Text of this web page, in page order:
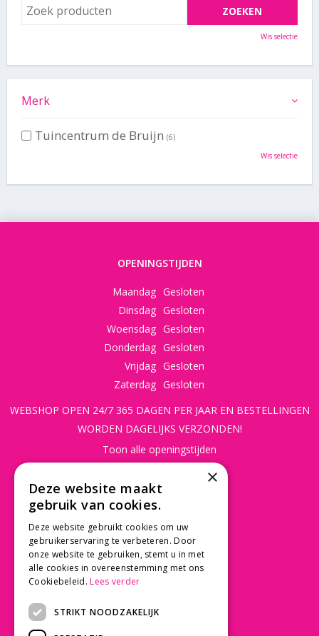
Wis selectie
Merk
Tuincentrum de Bruijn (6)
Wis selectie
OPENINGSTIJDEN
Maandag Gesloten
Dinsdag Gesloten
Woensdag Gesloten
Donderdag Gesloten
Vrijdag Gesloten
Zaterdag Gesloten
WEBSHOP OPEN 24/7 365 DAGEN PER JAAR EN BESTELLINGEN
WORDEN DAGELIJKS VERZONDEN!
Toon alle openingstijden
Beusichemseweg 56
3997 MK 't Goy
030 - 60 11 365
info@tuincentrumdebruijn.nl
SERVICE
×
Deze website maakt
gebruik van cookies.
Deze website gebruikt cookies om uw
gebruikerservaring te verbeteren. Door
onze website te gebruiken, stemt u in met
alle cookies in overeenstemming met ons
Cookiebeleid. Lees verder
STRIKT NOODZAKELIJK